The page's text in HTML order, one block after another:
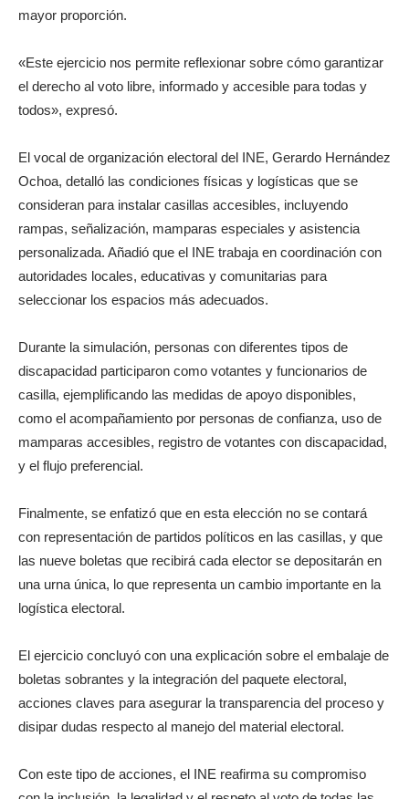
mayor proporción.
«Este ejercicio nos permite reflexionar sobre cómo garantizar
el derecho al voto libre, informado y accesible para todas y
todos», expresó.
El vocal de organización electoral del INE, Gerardo Hernández
Ochoa, detalló las condiciones físicas y logísticas que se
consideran para instalar casillas accesibles, incluyendo
rampas, señalización, mamparas especiales y asistencia
personalizada. Añadió que el INE trabaja en coordinación con
autoridades locales, educativas y comunitarias para
seleccionar los espacios más adecuados.
Durante la simulación, personas con diferentes tipos de
discapacidad participaron como votantes y funcionarios de
casilla, ejemplificando las medidas de apoyo disponibles,
como el acompañamiento por personas de confianza, uso de
mamparas accesibles, registro de votantes con discapacidad,
y el flujo preferencial.
Finalmente, se enfatizó que en esta elección no se contará
con representación de partidos políticos en las casillas, y que
las nueve boletas que recibirá cada elector se depositarán en
una urna única, lo que representa un cambio importante en la
logística electoral.
El ejercicio concluyó con una explicación sobre el embalaje de
boletas sobrantes y la integración del paquete electoral,
acciones claves para asegurar la transparencia del proceso y
disipar dudas respecto al manejo del material electoral.
Con este tipo de acciones, el INE reafirma su compromiso